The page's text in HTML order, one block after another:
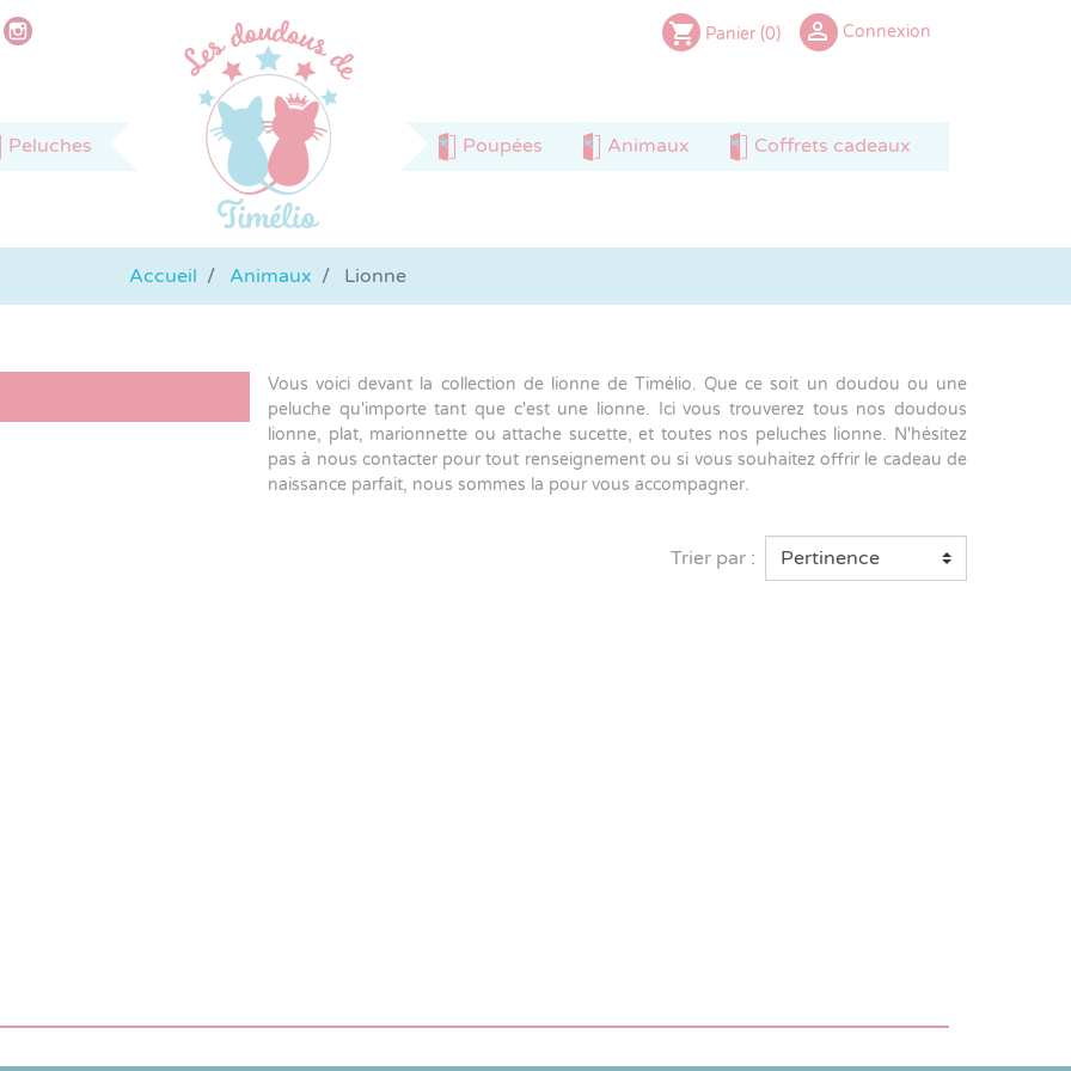
shopping_cart Panier (0)  Connexion
Doudous peluche
Doudou hochet
Peluches
Peluche animaux de la forêt
Poupées Animaux
Chat Licorne Poupée Raton laveur Ours Blaireau
Souris
Biche Lionne Girafe Ane Renard Ecureuil
Panda
Marmotte Éléphant
Coffrets cadeaux
Accueil Animaux Lionne
Vous voici devant la collection de lionne de Timélio. Que ce soit un doudou ou une
peluche qu'importe tant que c'est une lionne. Ici vous trouverez tous nos doudous
lionne, plat, marionnette ou attache sucette, et toutes nos peluches lionne. N'hésitez
pas à nous contacter pour tout renseignement ou si vous souhaitez offrir le cadeau de
naissance parfait, nous sommes la pour vous accompagner.
Trier par :